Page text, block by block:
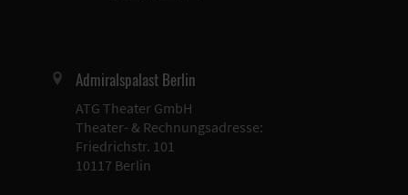
Admiralspalast Berlin
ATG Theater GmbH
Theater- & Rechnungsadresse:
Friedrichstr. 101
10117 Berlin